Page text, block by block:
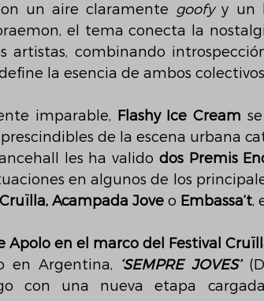
un aire claramente goofy y un
el tema conecta la
artistas, combinando
la esencia de ambos
imparable, Flashy Ice Cream
de la escena urbana
les ha valido dos Premis
en algunos de los
Acampada Jove o Embassa’t,
Apolo en el marco del Festival
en Argentina, ‘SEMPRE JOVES’
con una nueva etapa